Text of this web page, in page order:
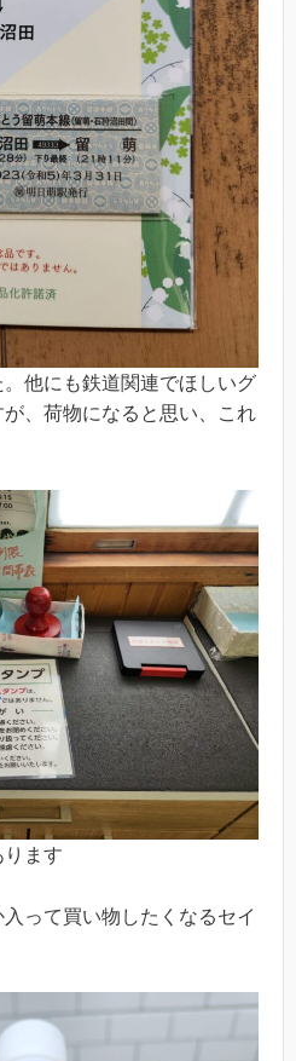
他にも鉄道関連でほしいグ
、荷物になると思い、これ
ます
って買い物したくなるセイ